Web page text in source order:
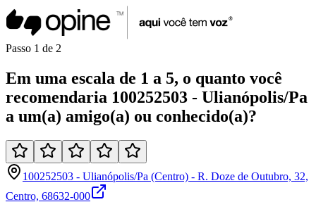
Passo 1 de 2
Em uma escala de 1 a 5, o quanto você
recomendaria 100252503 - Ulianópolis/Pa
a um(a) amigo(a) ou conhecido(a)?
100252503 - Ulianópolis/Pa (Centro) - R. Doze de Outubro, 32,
Centro, 68632-000